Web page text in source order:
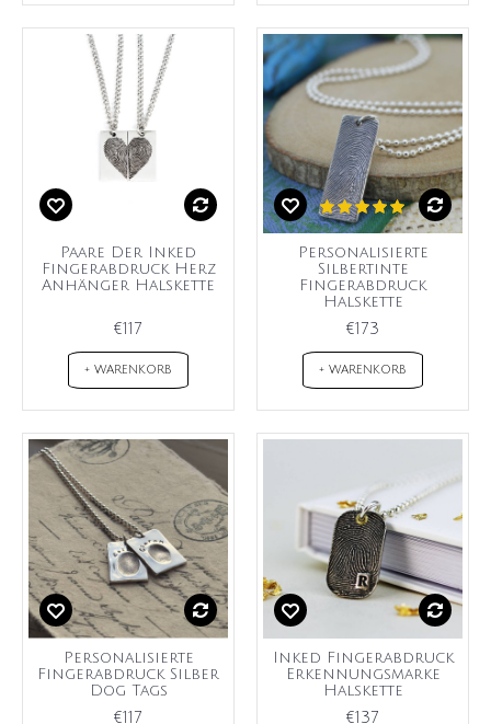
Paare Der Inked
Fingerabdruck Herz
Anhänger Halskette
€117
+ WARENKORB
Personalisierte
Silbertinte
Fingerabdruck
Halskette
€173
+ WARENKORB
Personalisierte
Fingerabdruck Silber
Dog Tags
€117
Inked Fingerabdruck
Erkennungsmarke
Halskette
€137